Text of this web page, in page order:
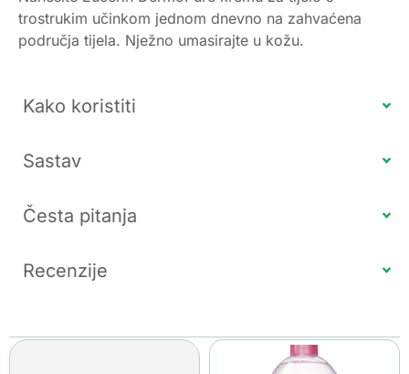
trostrukim učinkom jednom dnevno na zahvaćena
područja tijela. Nježno umasirajte u kožu.
Kako koristiti
Sastav
Česta pitanja
Recenzije